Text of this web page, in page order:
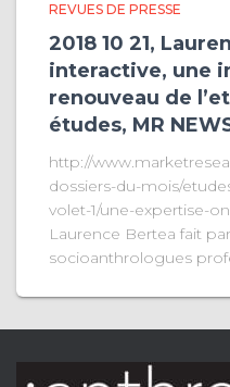
REVUES DE PRESSE
2018 10 21,
interactive, une
renouveau de
études, MR
http://
dossiers-du-mois/
volet-1/une-expertise-
Laurence Bertea fait
socioanthrologues